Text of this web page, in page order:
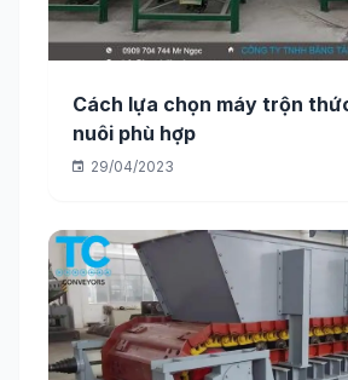
Cách lựa chọn máy trộn
nuôi phù hợp
29/04/2023